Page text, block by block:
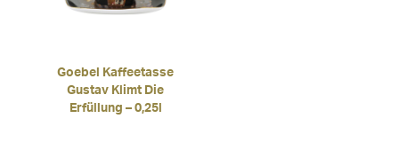
Goebel Kaffeetasse
Gustav Klimt Die
Erfüllung – 0,25l